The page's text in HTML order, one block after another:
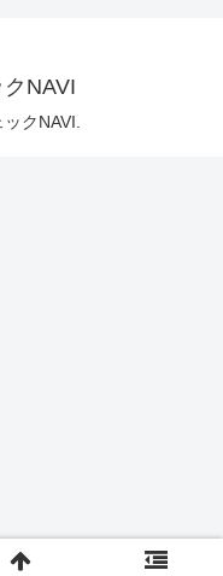
NAVI
クNAVI.